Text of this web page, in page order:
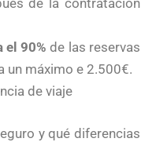
de la contratación
el 90% de las reservas
un máximo e 2.500€.
de viaje
y qué diferencias